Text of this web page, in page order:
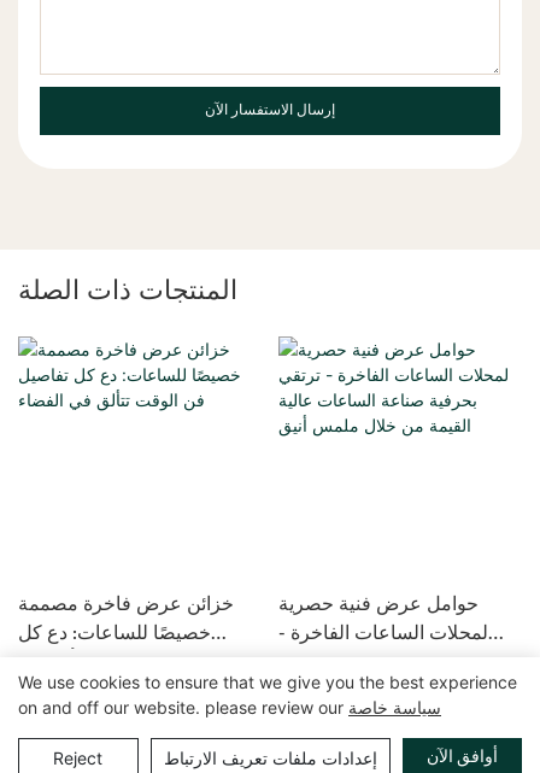
إرسال الاستفسار الآن
المنتجات ذات الصلة
خزائن عرض فاخرة مصممة
خصيصًا للساعات: دع كل
الفضاء
حوامل عرض فنية حصرية
لمحلات الساعات الفاخرة -
عالية القيمة من خلال ملمس
أنيق
حقوق الطبع والنشر © 2025 GuangZhou LUXE Showcases
www.luxeshowcases.com |
خريطة الموقع | سياسة الخصوصية
We use cookies to ensure that we give you the best experience
on and off our website. please review our سياسة خاصة
Reject إعدادات ملفات تعريف الارتباط أوافق الآن